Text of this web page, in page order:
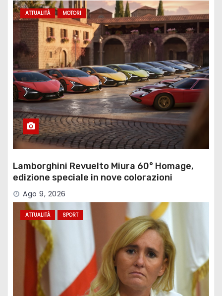
ATTUALITÀ MOTORI
Lamborghini Revuelto Miura 60° Homage,
edizione speciale in nove colorazioni
Ago 9, 2026
ATTUALITÀ SPORT